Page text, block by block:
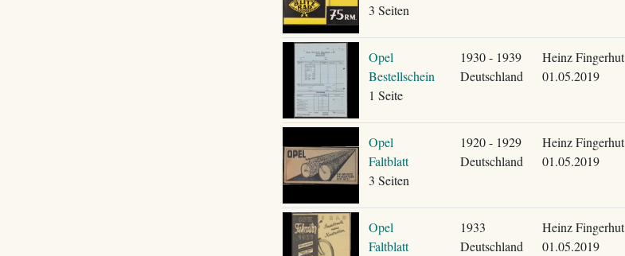
3 Seiten
Opel
Bestellschein
1 Seite
1930 - 1939
Deutschland
Heinz Fingerhut
01.05.2019
Opel
Faltblatt
3 Seiten
1920 - 1929
Deutschland
Heinz Fingerhut
01.05.2019
Opel
Faltblatt
1933
Deutschland
Heinz Fingerhut
01.05.2019